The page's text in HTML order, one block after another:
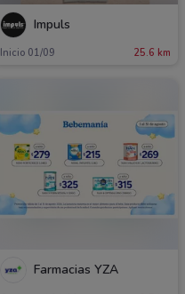
Impuls
Inicio 01/09 25.6 km
Farmacias YZA